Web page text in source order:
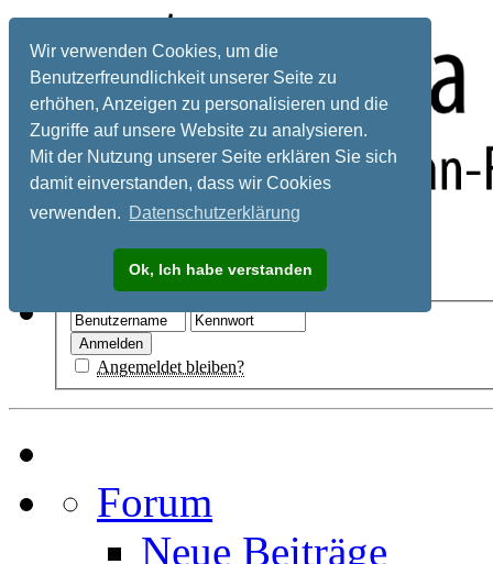
Wir verwenden Cookies, um die
Benutzerfreundlichkeit unserer Seite zu
erhöhen, Anzeigen zu personalisieren und die
Zugriffe auf unsere Website zu analysieren.
Mit der Nutzung unserer Seite erklären Sie sich
damit einverstanden, dass wir Cookies
verwenden. Datenschutzerklärung
Ok, Ich habe verstanden
Registrieren
Angemeldet bleiben?
Forum
Neue Beiträge